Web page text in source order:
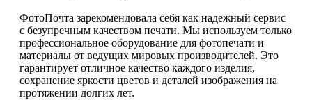
ФотоПочта зарекомендовала себя как надежный сервис
с безупречным качеством печати. Мы используем только
профессиональное оборудование для фотопечати и
материалы от ведущих мировых производителей. Это
гарантирует отличное качество каждого изделия,
сохранение яркости цветов и деталей изображения на
протяжении долгих лет.